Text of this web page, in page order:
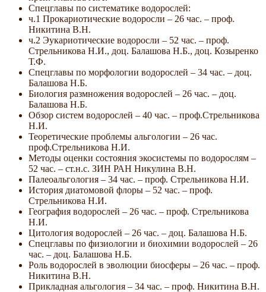
Спецглавы по систематике водорослей:
ч.1 Прокариотические водоросли – 26 час. – проф.
Никитина В.Н.
ч.2 Эукариотические водоросли – 52 час. – проф.
Стрельникова Н.И., доц. Балашова Н.Б., доц. Козыренко
Т.Ф.
Спецглавы по морфологии водорослей – 34 час. – доц.
Балашова Н.Б.
Биология размножения водорослей – 26 час. – доц.
Балашова Н.Б.
Обзор систем водорослей – 40 час. – проф.Стрельникова
Н.И.
Теоретические проблемы альгологии – 26 час.
проф.Стрельникова Н.И.
Методы оценки состояния экосистемы по водорослям –
52 час. – ст.н.с. ЗИН РАН Никулина В.Н.
Палеоальгология – 34 час. – проф. Стрельникова Н.И.
История диатомовой флоры – 52 час. – проф.
Стрельникова Н.И.
География водорослей – 26 час. – проф. Стрельникова
Н.И.
Цитология водорослей – 26 час. – доц. Балашова Н.Б.
Спецглавы по физиологии и биохимии водорослей – 26
час. – доц. Балашова Н.Б.
Роль водорослей в эволюции биосферы – 26 час. – проф.
Никитина В.Н.
Прикладная альгология – 34 час. – проф. Никитина В.Н.